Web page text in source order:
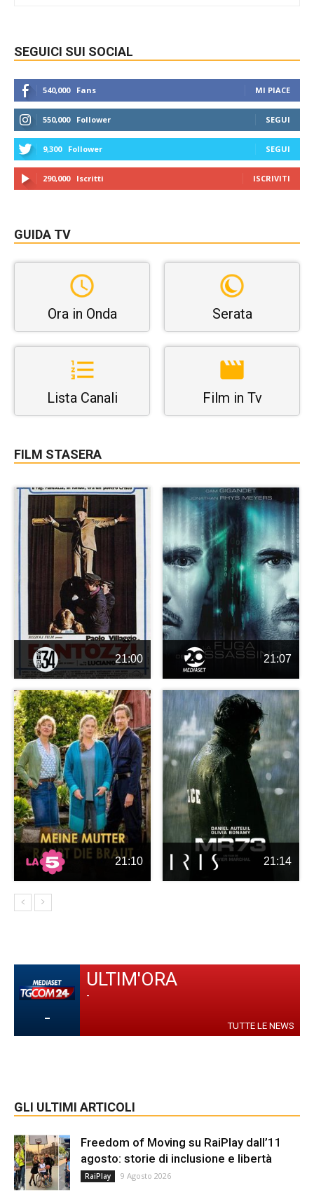
SEGUICI SUI SOCIAL
540,000 Fans MI PIACE
550,000 Follower SEGUI
9,300 Follower SEGUI
290,000 Iscritti ISCRIVITI
GUIDA TV
Ora in Onda Serata
Lista Canali Film in Tv
FILM STASERA
21:00 21:07
21:10 21:14
-
ULTIM'ORA
-
TUTTE LE NEWS
GLI ULTIMI ARTICOLI
Freedom of Moving su RaiPlay dall’11
agosto: storie di inclusione e libertà
RaiPlay 9 Agosto 2026